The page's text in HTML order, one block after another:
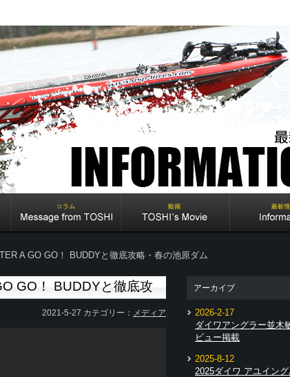
A GO GO！ BUDDYと徹底攻略・春の池原ダム
GO！ BUDDYと徹底攻
2021-5-27 カテゴリー： メディア
アーカイブ
2026-2-17
ダイワアングラー並
ビュー掲載
2025-8-12
2025ダイワ アユイン